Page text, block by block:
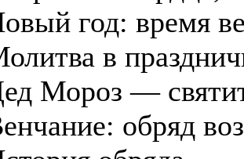
год: время
в
Мороз —
обряд